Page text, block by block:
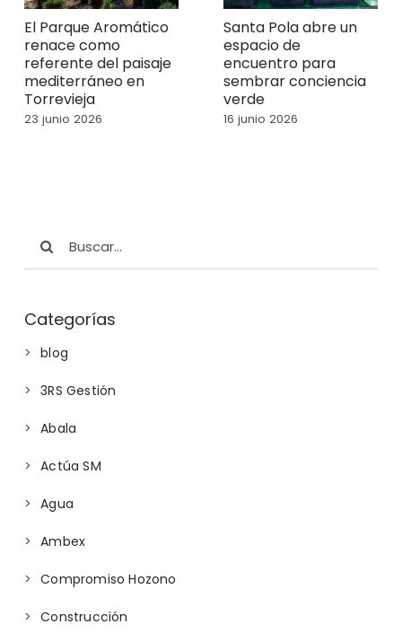
El Parque Aromático
renace como
referente del paisaje
mediterráneo en
Torrevieja
23 junio 2026
Santa Pola abre un
espacio de
encuentro para
sembrar conciencia
verde
16 junio 2026
Categorías
blog
3RS Gestión
Abala
Actúa SM
Agua
Ambex
Compromiso Hozono
Construcción